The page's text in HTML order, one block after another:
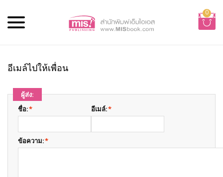
0
อีเมล์ไปให้เพื่อน
ผู้ส่ง:
*
ชื่อ: *
อีเมล์:
*
ข้อความ: